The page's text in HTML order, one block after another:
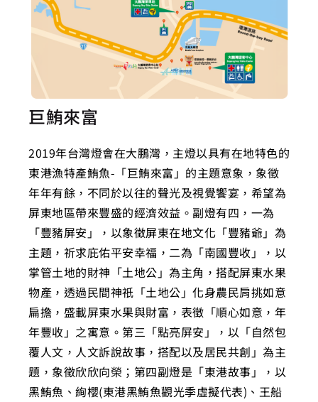
巨鮪來富
2019年台灣燈會在大鵬灣，主燈以具有在地特色的
東港漁特產鮪魚-「巨鮪來富」的主題意象，象徵
年年有餘，不同於以往的聲光及視覺饗宴，希望為
屏東地區帶來豐盛的經濟效益。副燈有四，一為
「豐豬屏安」，以象徵屏東在地文化「豐豬爺」為
主題，祈求庇佑平安幸福，二為「南國豐收」，以
掌管土地的財神「土地公」為主角，搭配屏東水果
物產，透過民間神祇「土地公」化身農民肩挑如意
扁擔，盛載屏東水果與財富，表徵「順心如意，年
年豐收」之寓意。第三「點亮屏安」，以「自然包
覆人文，人文訴說故事，搭配以及居民共創」為主
題，象徵欣欣向榮；第四副燈是「東港故事」，以
黑鮪魚、絢櫻(東港黑鮪魚觀光季虛擬代表)、王船